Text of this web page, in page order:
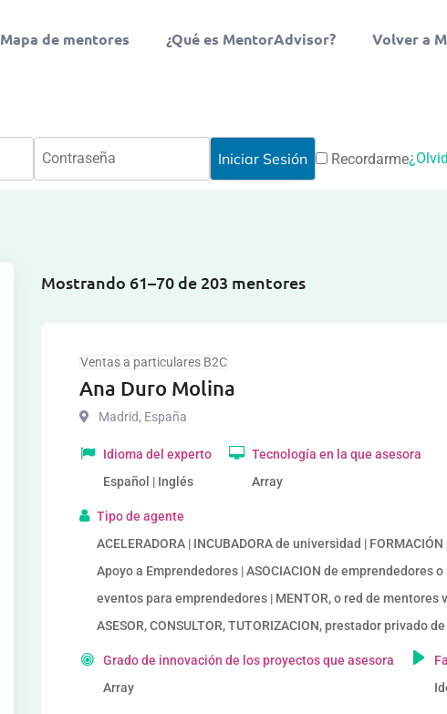
Mapa de mentores ¿Qué es MentorAdvisor? Volver a
Recordarme
Mostrando 61–70 de 203 mentores
Ventas a particulares B2C
Ana Duro Molina
Madrid, España
Idioma del experto
Español | Inglés
Tecnología en la que asesora
Array
Tipo de agente
ACELERADORA | INCUBADORA de universidad |
Apoyo a Emprendedores | ASOCIACION de emprendedores
eventos para emprendedores | MENTOR, o red de mentores
ASESOR, CONSULTOR, TUTORIZACION, prestador privado
Grado de innovación de los proyectos que asesora
Array